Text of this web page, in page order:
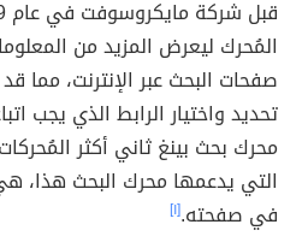
المُحرك ليعرض المزيد من
صفحات البحث عبر الإنترنت، مما
تحديد واختيار الرابط الذي يجب
محرك بحث بينغ ثاني أكثر
التي يدعمها محرك البحث هذا،
في صفحته.[١]